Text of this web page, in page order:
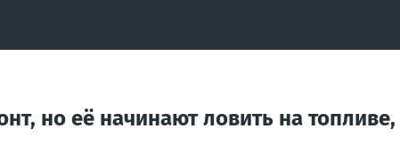
но её начинают ловить на